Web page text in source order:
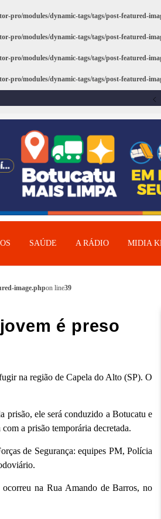
pro/modules/dynamic-tags/tags/post-featured-
pro/modules/dynamic-tags/tags/post-featured-
pro/modules/dynamic-tags/tags/post-featured-
pro/modules/dynamic-tags/tags/post-featured-
SAÚDE A RÁDIO MIDIA
image.phpon line39
é preso
na região de Capela do Alto (SP). O
prisão, ele será conduzido a Botucatu e
a prisão temporária decretada.
de Segurança: equipes PM, Polícia
ocorreu na Rua Amando de Barros, no